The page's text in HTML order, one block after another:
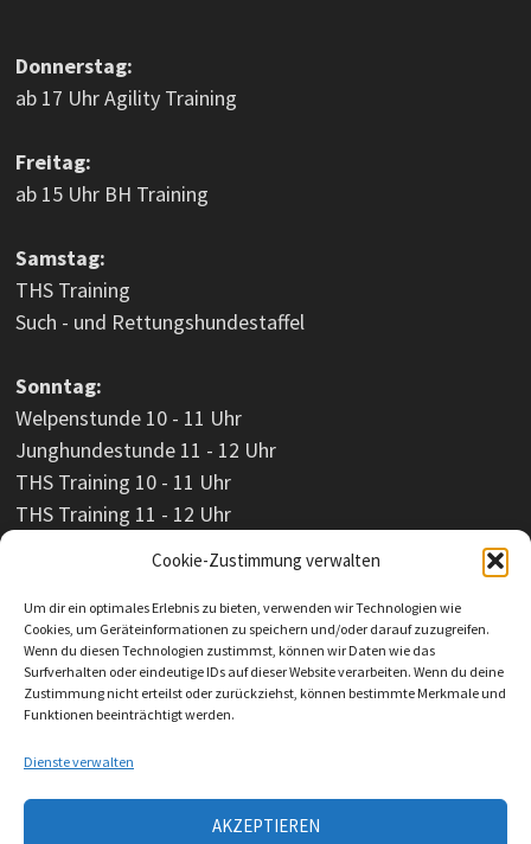
Cookie-Zustimmung verwalten
Um dir ein optimales Erlebnis zu bieten, verwenden wir Technologien wie
Cookies, um Geräteinformationen zu speichern und/oder darauf zuzugreifen.
Wenn du diesen Technologien zustimmst, können wir Daten wie das
Surfverhalten oder eindeutige IDs auf dieser Website verarbeiten. Wenn du deine
Zustimmung nicht erteilst oder zurückziehst, können bestimmte Merkmale und
Funktionen beeinträchtigt werden.
Dienste verwalten
AKZEPTIEREN
Donnerstag:
ab 17 Uhr Agility Training
Freitag:
ab 15 Uhr BH Training
Samstag:
THS Training
Such - und Rettungshundestaffel
Sonntag:
Welpenstunde 10 - 11 Uhr
Junghundestunde 11 - 12 Uhr
THS Training 10 - 11 Uhr
THS Training 11 - 12 Uhr